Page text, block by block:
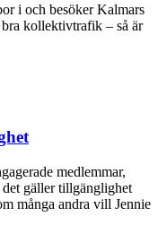
i och besöker Kalmars
kollektivtrafik – så är
medlemmar,
gäller tillgänglighet
många andra vill Jennie